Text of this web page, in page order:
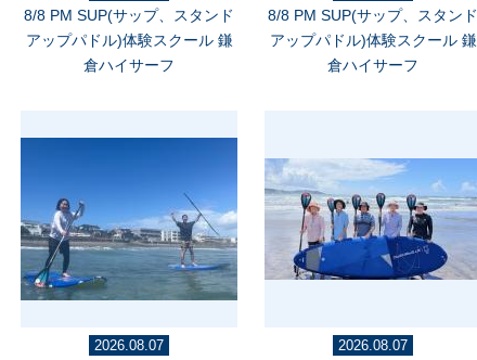
8/8 PM SUP(サップ、スタンド
アップパドル)体験スクール 鎌
倉ハイサーフ
8/8 PM SUP(サップ、スタンド
アップパドル)体験スクール 鎌
倉ハイサーフ
2026.08.07 2026.08.07